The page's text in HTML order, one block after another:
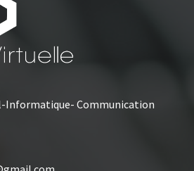
Informatique- Communication